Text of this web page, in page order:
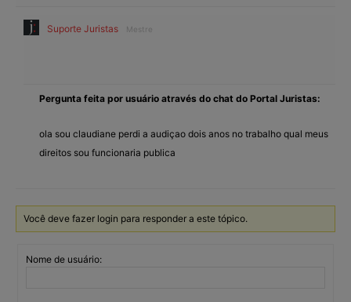
Suporte Juristas Mestre
Pergunta feita por usuário através do chat do Portal Juristas:
ola sou claudiane perdi a audiçao dois anos no trabalho qual meus
direitos sou funcionaria publica
Você deve fazer login para responder a este tópico.
Nome de usuário: